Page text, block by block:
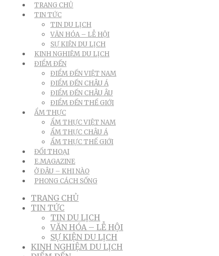
TRANG CHỦ
TIN TỨC
TIN DU LỊCH
VĂN HÓA – LỄ HỘI
SỰ KIỆN DU LỊCH
KINH NGHIỆM DU LỊCH
ĐIỂM ĐẾN
ĐIỂM ĐẾN VIỆT NAM
ĐIỂM ĐẾN CHÂU Á
ĐIỂM ĐẾN CHÂU ÂU
ĐIỂM ĐẾN THẾ GIỚI
ẨM THỰC
ẨM THỰC VIỆT NAM
ẨM THỰC CHÂU Á
ẨM THỰC THẾ GIỚI
ĐỐI THOẠI
E.MAGAZINE
Ở ĐÂU – KHI NÀO
PHONG CÁCH SỐNG
TRANG CHỦ
TIN TỨC
TIN DU LỊCH
VĂN HÓA – LỄ HỘI
SỰ KIỆN DU LỊCH
KINH NGHIỆM DU LỊCH